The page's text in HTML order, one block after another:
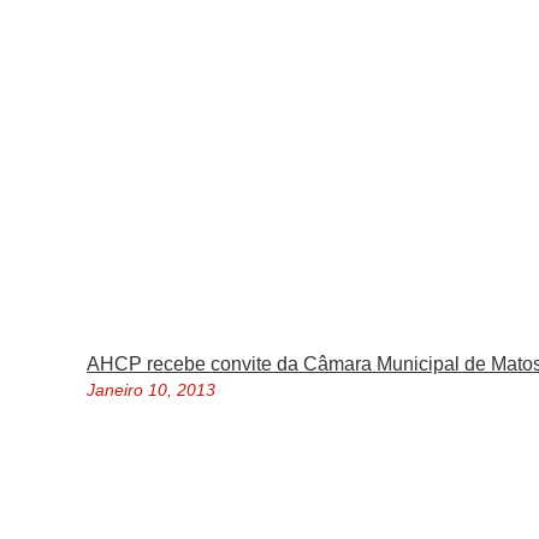
AHCP recebe convite da Câmara Municipal de
Janeiro 10, 2013